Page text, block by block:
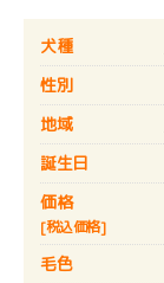
犬種
性別
地域
誕生日
価格
[税込価格]
毛色